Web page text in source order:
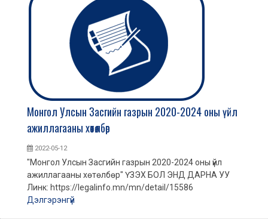
Монгол Улсын Засгийн газрын 2020-2024 оны үйл
ажиллагааны хөтөлбөр
2022-05-12
"Монгол Улсын Засгийн газрын 2020-2024 оны үйл
ажиллагааны хөтөлбөр" ҮЗЭХ БОЛ ЭНД ДАРНА УУ
Линк: https://legalinfo.mn/mn/detail/15586
Дэлгэрэнгүй